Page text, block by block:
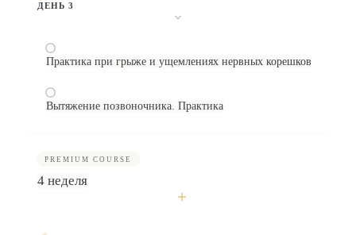
ДЕНЬ 3
Практика при грыже и ущемлениях нервных корешков
Вытяжение позвоночника. Практика
PREMIUM COURSE
4 неделя